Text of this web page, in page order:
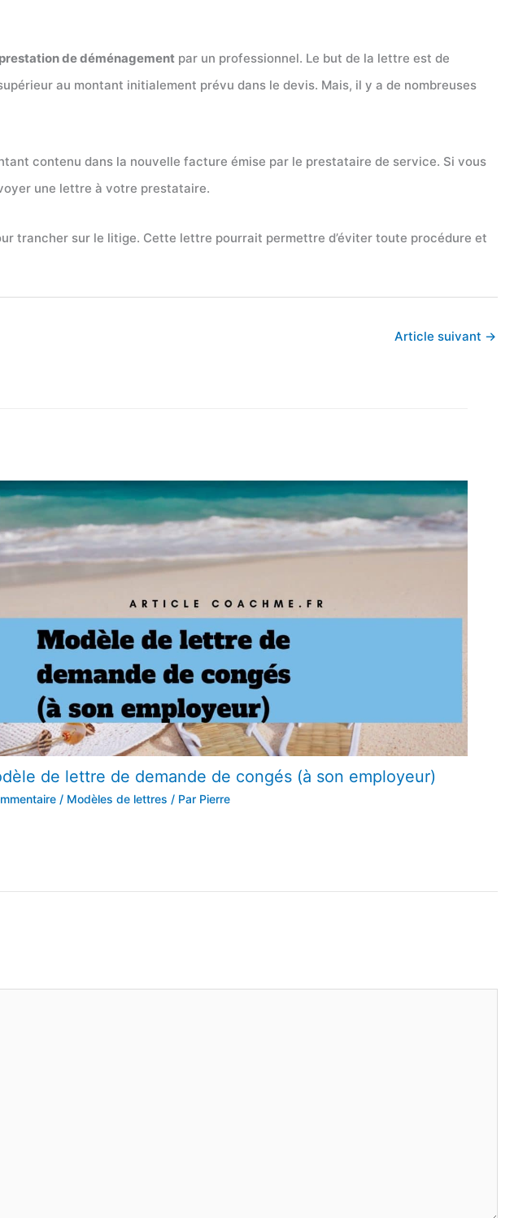
prestation de déménagement par un professionnel. Le but de la lettre est de
au montant initialement prévu dans le devis. Mais, il y a de nombreuses
contenu dans la nouvelle facture émise par le prestataire de service. Si vous
une lettre à votre prestataire.
trancher sur le litige. Cette lettre pourrait permettre d’éviter toute procédure et
Article suivant →
de lettre de demande de congés (à son employeur)
/ Modèles de lettres / Par Pierre